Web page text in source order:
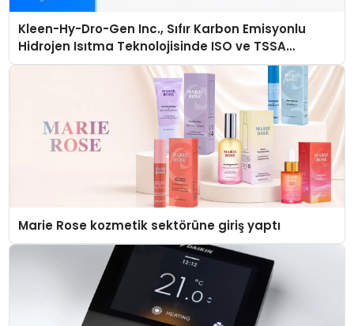
Kleen-Hy-Dro-Gen Inc., Sıfır Karbon Emisyonlu
Hidrojen Isıtma Teknolojisinde ISO ve TSSA
Düzenleyici Onaylarını Aldı
Marie Rose kozmetik sektörüne giriş yaptı